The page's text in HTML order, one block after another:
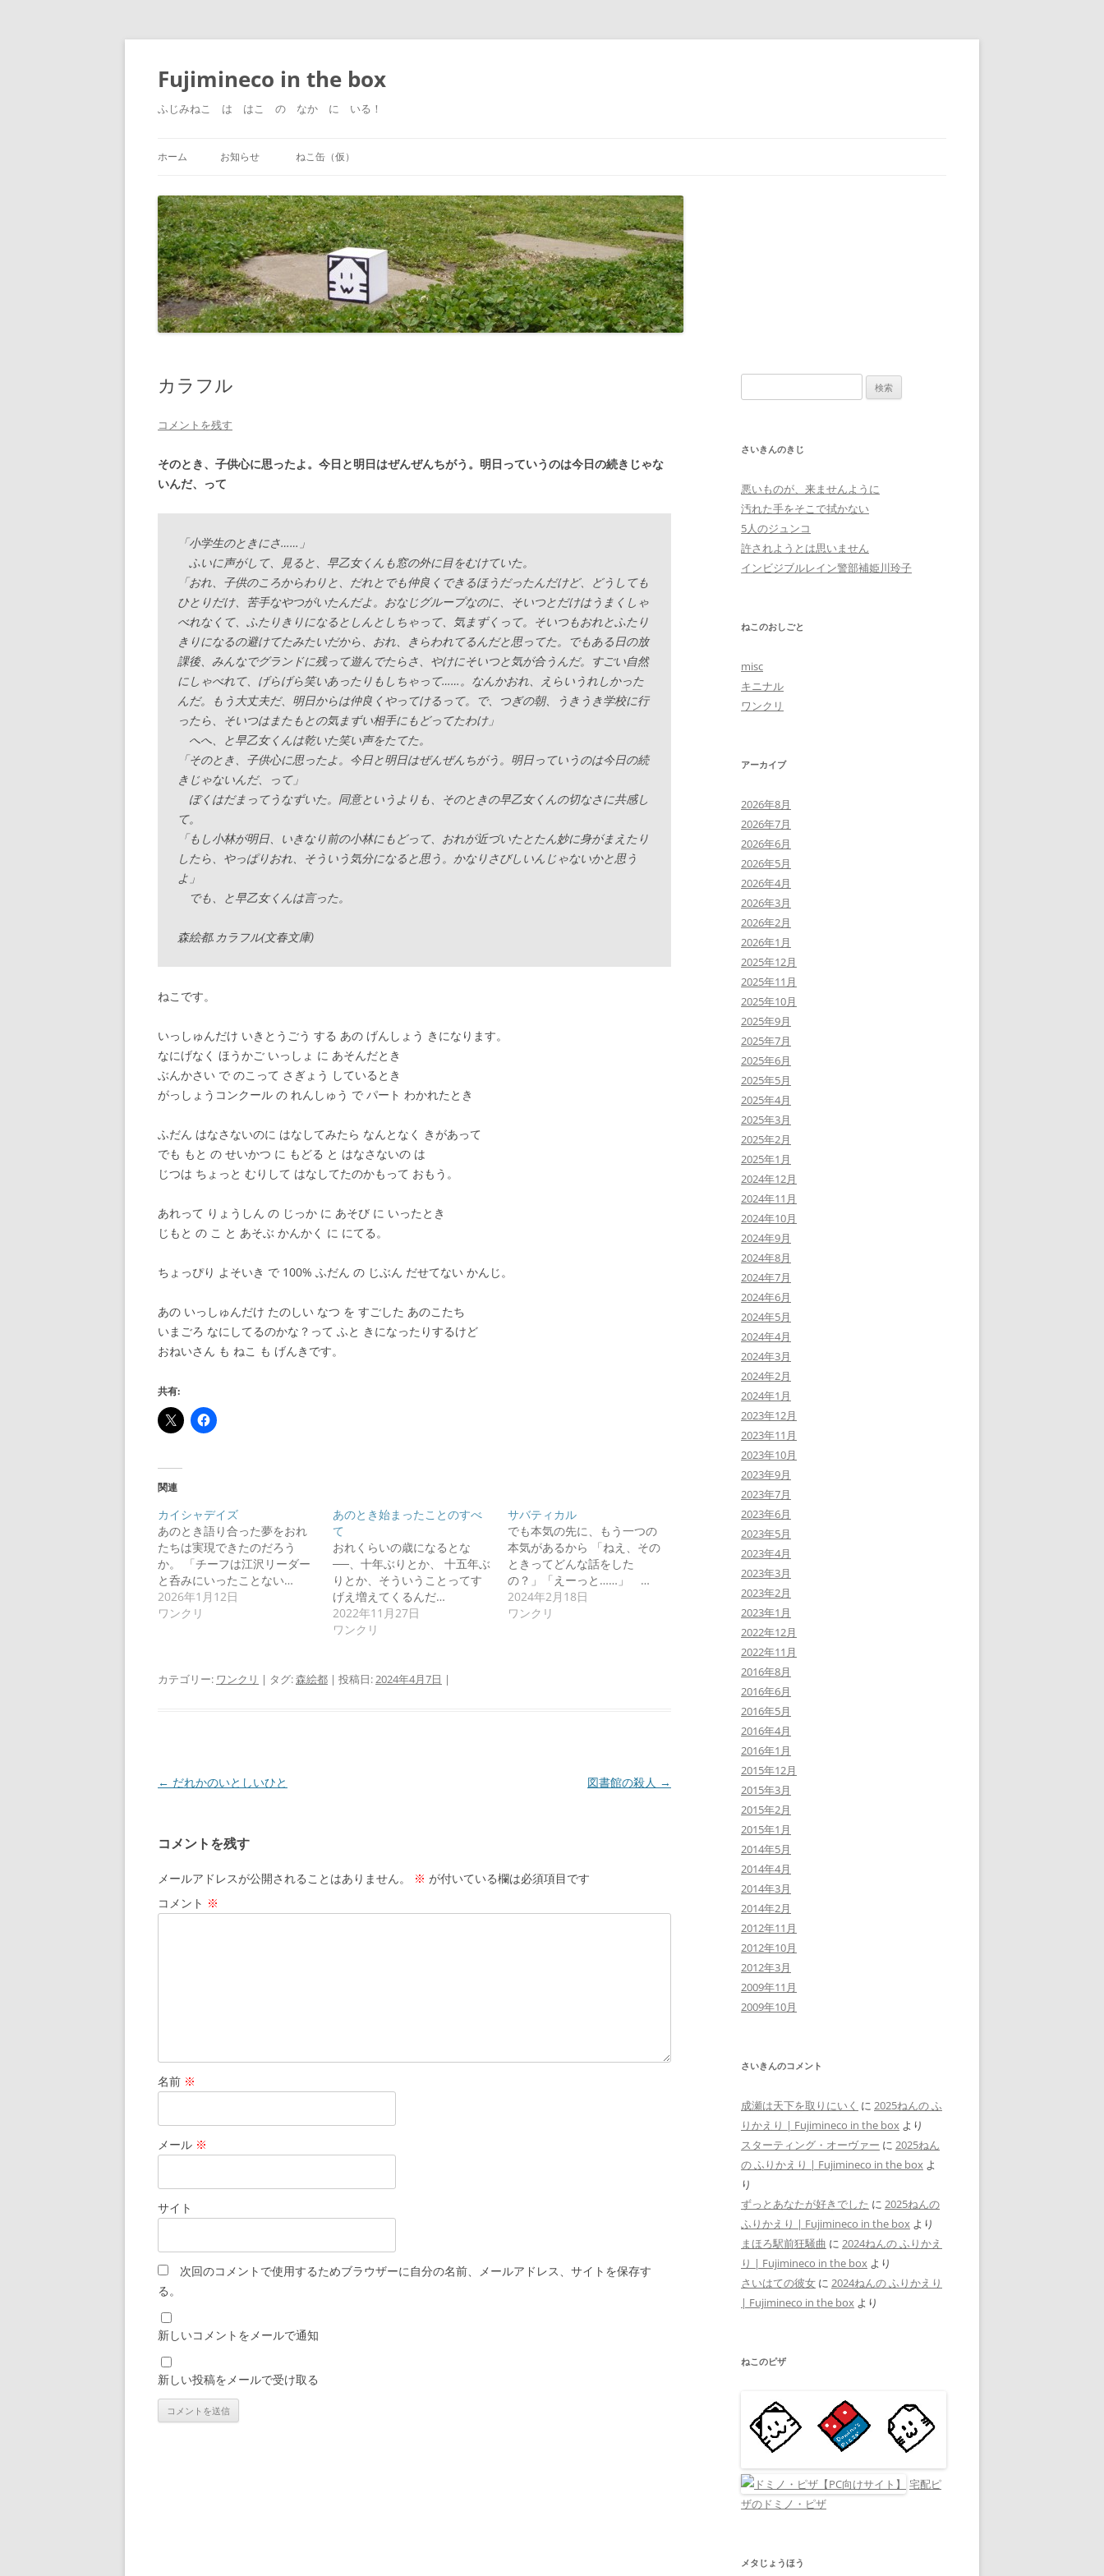
コ
ン
ツ
へ
ス
Fujimineco in the box
ふじみねこ は はこ の なか に いる！
ホーム お知らせ ねこ缶（仮）
カラフル
コメントを残す
そのとき、子供心に思ったよ。今日と明日はぜんぜんちがう。明日っていうのは今日の続きじゃな
いんだ、って
「小学生のときにさ……」
ふいに声がして、見ると、早乙女くんも窓の外に目をむけていた。
「おれ、子供のころからわりと、だれとでも仲良くできるほうだったんだけど、どうしても
ひとりだけ、苦手なやつがいたんだよ。おなじグループなのに、そいつとだけはうまくしゃ
べれなくて、ふたりきりになるとしんとしちゃって、気まずくって。そいつもおれとふたり
きりになるの避けてたみたいだから、おれ、きらわれてるんだと思ってた。でもある日の放
課後、みんなでグランドに残って遊んでたらさ、やけにそいつと気が合うんだ。すごい自然
にしゃべれて、げらげら笑いあったりもしちゃって……。なんかおれ、えらいうれしかった
んだ。もう大丈夫だ、明日からは仲良くやってけるって。で、つぎの朝、うきうき学校に行
ったら、そいつはまたもとの気まずい相手にもどってたわけ」
へへ、と早乙女くんは乾いた笑い声をたてた。
「そのとき、子供心に思ったよ。今日と明日はぜんぜんちがう。明日っていうのは今日の続
きじゃないんだ、って」
ぼくはだまってうなずいた。同意というよりも、そのときの早乙女くんの切なさに共感し
て。
「もし小林が明日、いきなり前の小林にもどって、おれが近づいたとたん妙に身がまえたり
したら、やっぱりおれ、そういう気分になると思う。かなりさびしいんじゃないかと思う
よ」
でも、と早乙女くんは言った。
森絵都.カラフル(文春文庫)
ねこです。
いっしゅんだけ いきとうごう する あの げんしょう きになります。
なにげなく ほうかご いっしょ に あそんだとき
ぶんかさい で のこって さぎょう しているとき
がっしょうコンクール の れんしゅう で パート わかれたとき
ふだん はなさないのに はなしてみたら なんとなく きがあって
でも もと の せいかつ に もどる と はなさないの は
じつは ちょっと むりして はなしてたのかもって おもう。
あれって りょうしん の じっか に あそび に いったとき
じもと の こ と あそぶ かんかく に にてる。
ちょっぴり よそいき で 100% ふだん の じぶん だせてない かんじ。
あの いっしゅんだけ たのしい なつ を すごした あのこたち
いまごろ なにしてるのかな？って ふと きになったりするけど
おねいさん も ねこ も げんきです。
共有:
関連
カイシャデイズ
あのとき語り合った夢をおれ
たちは実現できたのだろう
か。 「チーフは江沢リーダー
と呑みにいったことない…
2026年1月12日
ワンクリ
あのとき始まったことのすべ
て
おれくらいの歳になるとな
──、十年ぶりとか、 十五年ぶ
りとか、そういうことってす
げえ増えてくるんだ…
2022年11月27日
ワンクリ
サバティカル
でも本気の先に、もう一つの
本気があるから 「ねえ、その
ときってどんな話をした
の？」「えーっと……」 …
2024年2月18日
ワンクリ
カテゴリー: ワンクリ | タグ:森絵都 | 投稿日:2024年4月7日 |
投
ビ
ゲ
ー
シ
← だれかのいとしいひと 図書館の殺人 →
コメントを残す
メールアドレスが公開されることはありません。 ※ が付いている欄は必須項目です
コメント ※
名前 ※
メール ※
サイト
次回のコメントで使用するためブラウザーに自分の名前、メールアドレス、サイトを保存す
る。
新しいコメントをメールで通知
新しい投稿をメールで受け取る
索:
さいきんのきじ
悪いものが、来ませんように
汚れた手をそこで拭かない
5人のジュンコ
許されようとは思いません
インビジブルレイン警部補姫川玲子
ねこのおしごと
misc
キニナル
ワンクリ
アーカイブ
2026年8月
2026年7月
2026年6月
2026年5月
2026年4月
2026年3月
2026年2月
2026年1月
2025年12月
2025年11月
2025年10月
2025年9月
2025年7月
2025年6月
2025年5月
2025年4月
2025年3月
2025年2月
2025年1月
2024年12月
2024年11月
2024年10月
2024年9月
2024年8月
2024年7月
2024年6月
2024年5月
2024年4月
2024年3月
2024年2月
2024年1月
2023年12月
2023年11月
2023年10月
2023年9月
2023年7月
2023年6月
2023年5月
2023年4月
2023年3月
2023年2月
2023年1月
2022年12月
2022年11月
2016年8月
2016年6月
2016年5月
2016年4月
2016年1月
2015年12月
2015年3月
2015年2月
2015年1月
2014年5月
2014年4月
2014年3月
2014年2月
2012年11月
2012年10月
2012年3月
2009年11月
2009年10月
さいきんのコメント
成瀬は天下を取りにいく に 2025ねんの ふ
りかえり | Fujimineco in the box より
スターティング・オーヴァー に 2025ねん
の ふりかえり | Fujimineco in the box よ
り
ずっとあなたが好きでした に 2025ねんの
ふりかえり | Fujimineco in the box より
まほろ駅前狂騒曲 に 2024ねんの ふりかえ
り | Fujimineco in the box より
さいはての彼女 に 2024ねんの ふりかえり
| Fujimineco in the box より
ねこのピザ
宅配ピ
ザのドミノ・ピザ
メタじょうほう